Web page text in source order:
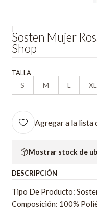
Sosten Mujer
Shop
TALLA
S
M L XL
Agregar a la lista
Mostrar stock de
DESCRIPCIÓN
Tipo De Producto:
Composición: 100%